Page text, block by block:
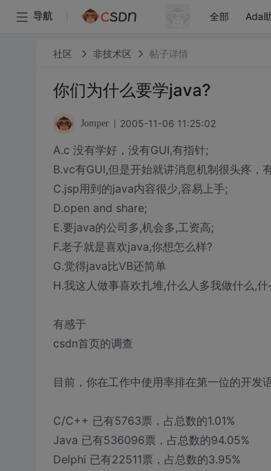
导航 全部 Ada
社区 非技术区 帖子详情
你们为什么要学java?
Jomper 2005-11-06 11:25:02
A.c 没有学好，没有GUI,有指针;
B.vc有GUI,但是开始就讲消息机制很头疼，
C.jsp用到的java内容很少,容易上手;
D.open and share;
E.要java的公司多,机会多,工资高;
F.老子就是喜欢java,你想怎么样?
G.觉得java比VB还简单
H.我这人做事喜欢扎堆,什么人多我做什么,
有感于
csdn首页的调查
目前，你在工作中使用率排在第一位的开发
C/C++ 已有5763票，占总数的1.01%
Java 已有536096票，占总数的94.05%
Delphi 已有22511票，占总数的3.95%